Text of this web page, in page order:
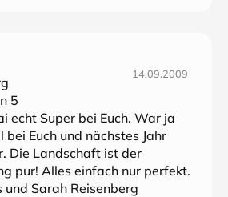
14.09.2009
5
echt Super bei Euch. War ja
bei Euch und nächstes Jahr
Die Landschaft ist der
pur! Alles einfach nur perfekt.
und Sarah Reisenberg